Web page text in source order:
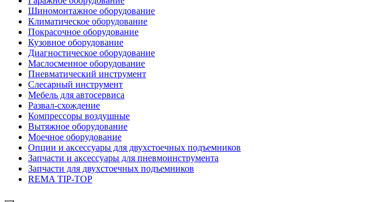
Шиномонтажное оборудование
Климатическое оборудование
Покрасочное оборудование
Кузовное оборудование
Диагностическое оборудование
Маслосменное оборудование
Пневматический инструмент
Слесарный инструмент
Мебель для автосервиса
Развал-схождение
Компрессоры воздушные
Вытяжное оборудование
Моечное оборудование
Опции и аксессуары для двухстоечных подъемников
Запчасти и аксессуары для пневмоинструмента
Запчасти для двухстоечных подъемников
REMA TIP-TOP